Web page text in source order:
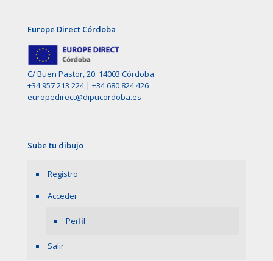
Europe Direct Córdoba
C/ Buen Pastor, 20. 14003 Córdoba
+34 957 213 224| +34 680 824 426
europedirect@dipucordoba.es
Sube tu dibujo
Registro
Acceder
Perfil
Salir